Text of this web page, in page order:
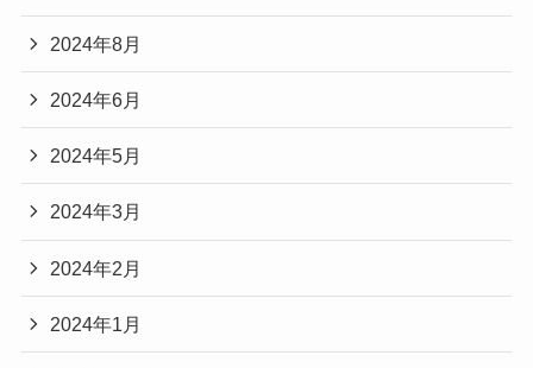
2024年8月
2024年6月
2024年5月
2024年3月
2024年2月
2024年1月